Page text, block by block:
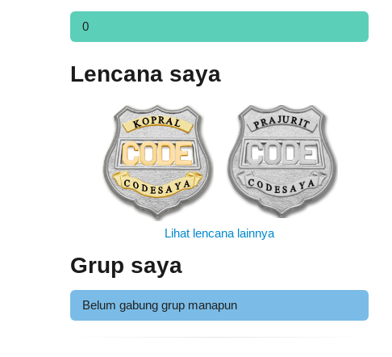
0
Lencana saya
Lihat lencana lainnya
Grup saya
Belum gabung grup manapun